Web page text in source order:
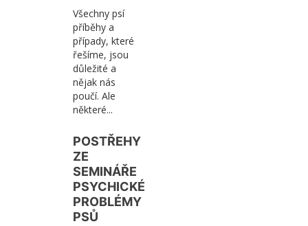
Všechny psí
příběhy a
případy, které
řešíme, jsou
důležité a
nějak nás
poučí. Ale
některé...
POSTŘEHY
ZE
SEMINÁŘE
PSYCHICKÉ
PROBLÉMY
PSŮ